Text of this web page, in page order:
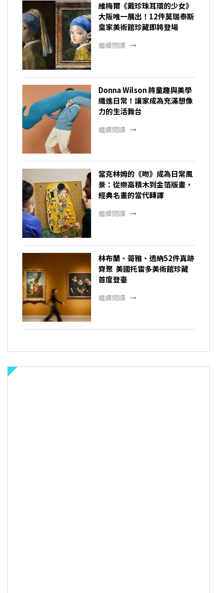
維梅爾《戴珍珠耳環的少女》
大阪唯一展出！12件莫瑞泰斯
皇家美術館珍藏即將登場
繼續閱讀
Donna Wilson 將童趣與美學
織進日常！讓家成為充滿想像
力的生活舞台
繼續閱讀
當克林姆的《吻》成為日常風
景：從樂高積木到金箔版畫，
經典名畫的當代轉譯
繼續閱讀
林布蘭、哥雅、透納52件真跡
齊聚 美國托雷多美術館珍藏
首度登臺
繼續閱讀